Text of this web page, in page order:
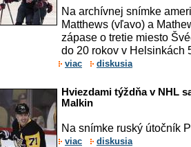
Na archívnej snímke
Matthews (vľavo) a
zápase o tretie miesto
do 20 rokov v Helsinkách
viac diskusia
Hviezdami týždňa v NHL
Malkin
Na snímke ruský útočník
viac diskusia